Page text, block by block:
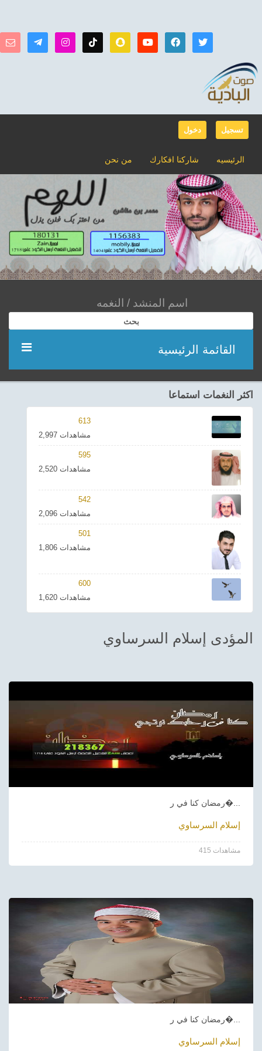
دخول تسجيل
من نحن شاركنا افكارك الرئيسيه
بحث
القائمة الرئيسية
مؤديين
شعر
اناشيد
ادعية
احدث الفيديوهات
ترفيهي
Asian
Foreign
Sudani tones
اكثر النغمات استماعا
613
2,997 مشاهدات
595
2,520 مشاهدات
542
2,096 مشاهدات
501
1,806 مشاهدات
600
1,620 مشاهدات
المؤدى إسلام السرساوي
رمضان كنا في ر�...
إسلام السرساوي
415 مشاهدات
رمضان كنا في ر�...
إسلام السرساوي